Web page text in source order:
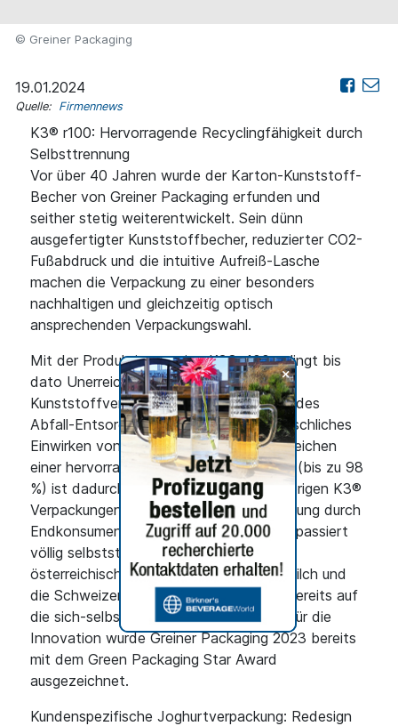
+
© Greiner Packaging
19.01.2024
Quelle: Firmennews
K3® r100: Hervorragende Recyclingfähigkeit durch
Selbsttrennung
Vor über 40 Jahren wurde der Karton-Kunststoff-
Becher von Greiner Packaging erfunden und
seither stetig weiterentwickelt. Sein dünn
ausgefertigter Kunststoffbecher, reduzierter CO2-
Fußabdruck und die intuitive Aufreiß-Lasche
machen die Verpackung zu einer besonders
nachhaltigen und gleichzeitig optisch
ansprechenden Verpackungswahl.
Mit der Produktinnovation K3® r100 gelingt bis
dato Unerreichtes: Kartonwickel und
Kunststoffverpackung werden während des
Abfall-Entsorgungsprozesses ohne menschliches
Einwirken voneinander getrennt. Das Erreichen
einer hervorragenden Recyclingfähigkeit (bis zu 98
%) ist dadurch nicht – wie bei allen bisherigen K3®
Verpackungen – von der korrekten Trennung durch
Endkonsument:innen abhängig, sondern passiert
völlig selbstständig. Kunden wie das
österreichische Unternehmen Berglandmilch und
die Schweizer Molkerei Forster setzen bereits auf
die sich-selbst-trennende Verpackung. Für die
Innovation wurde Greiner Packaging 2023 bereits
mit dem Green Packaging Star Award
ausgezeichnet.
Kundenspezifische Joghurtverpackung: Redesign